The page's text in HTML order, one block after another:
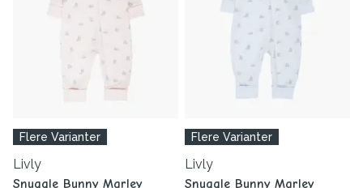
Flere Varianter
Livly
Snuggle Bunny Marley
Flere Varianter
Livly
Snuggle Bunny Marley